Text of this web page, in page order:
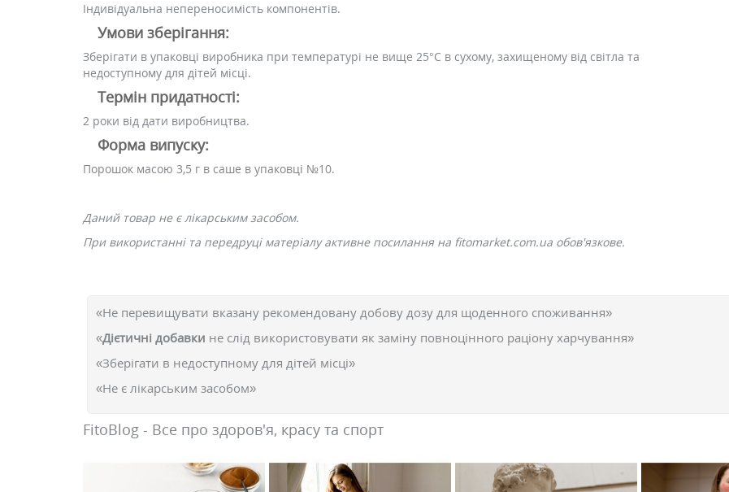
Індивідуальна непереносимість компонентів.
Умови зберігання:
Зберігати в упаковці виробника при температурі не вище 25°C в сухому, захищеному від світла та
недоступному для дітей місці.
Термін придатності:
2 роки від дати виробництва.
Форма випуску:
Порошок масою 3,5 г в саше в упаковці №10.
Даний товар не є лікарським засобом.
При використанні та передруці матеріалу активне посилання на fitomarket.com.ua обов'язкове.
«Не перевищувати вказану рекомендовану добову дозу для щоденного споживання»
«Дієтичні добавки не слід використовувати як заміну повноцінного раціону харчування»
«Зберігати в недоступному для дітей місці»
«Не є лікарським засобом»
FitoBlog - Все про здоров'я, красу та спорт